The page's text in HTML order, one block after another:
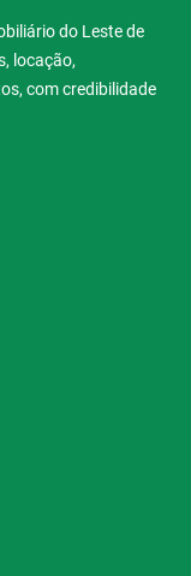
do Leste de
locação,
com credibilidade